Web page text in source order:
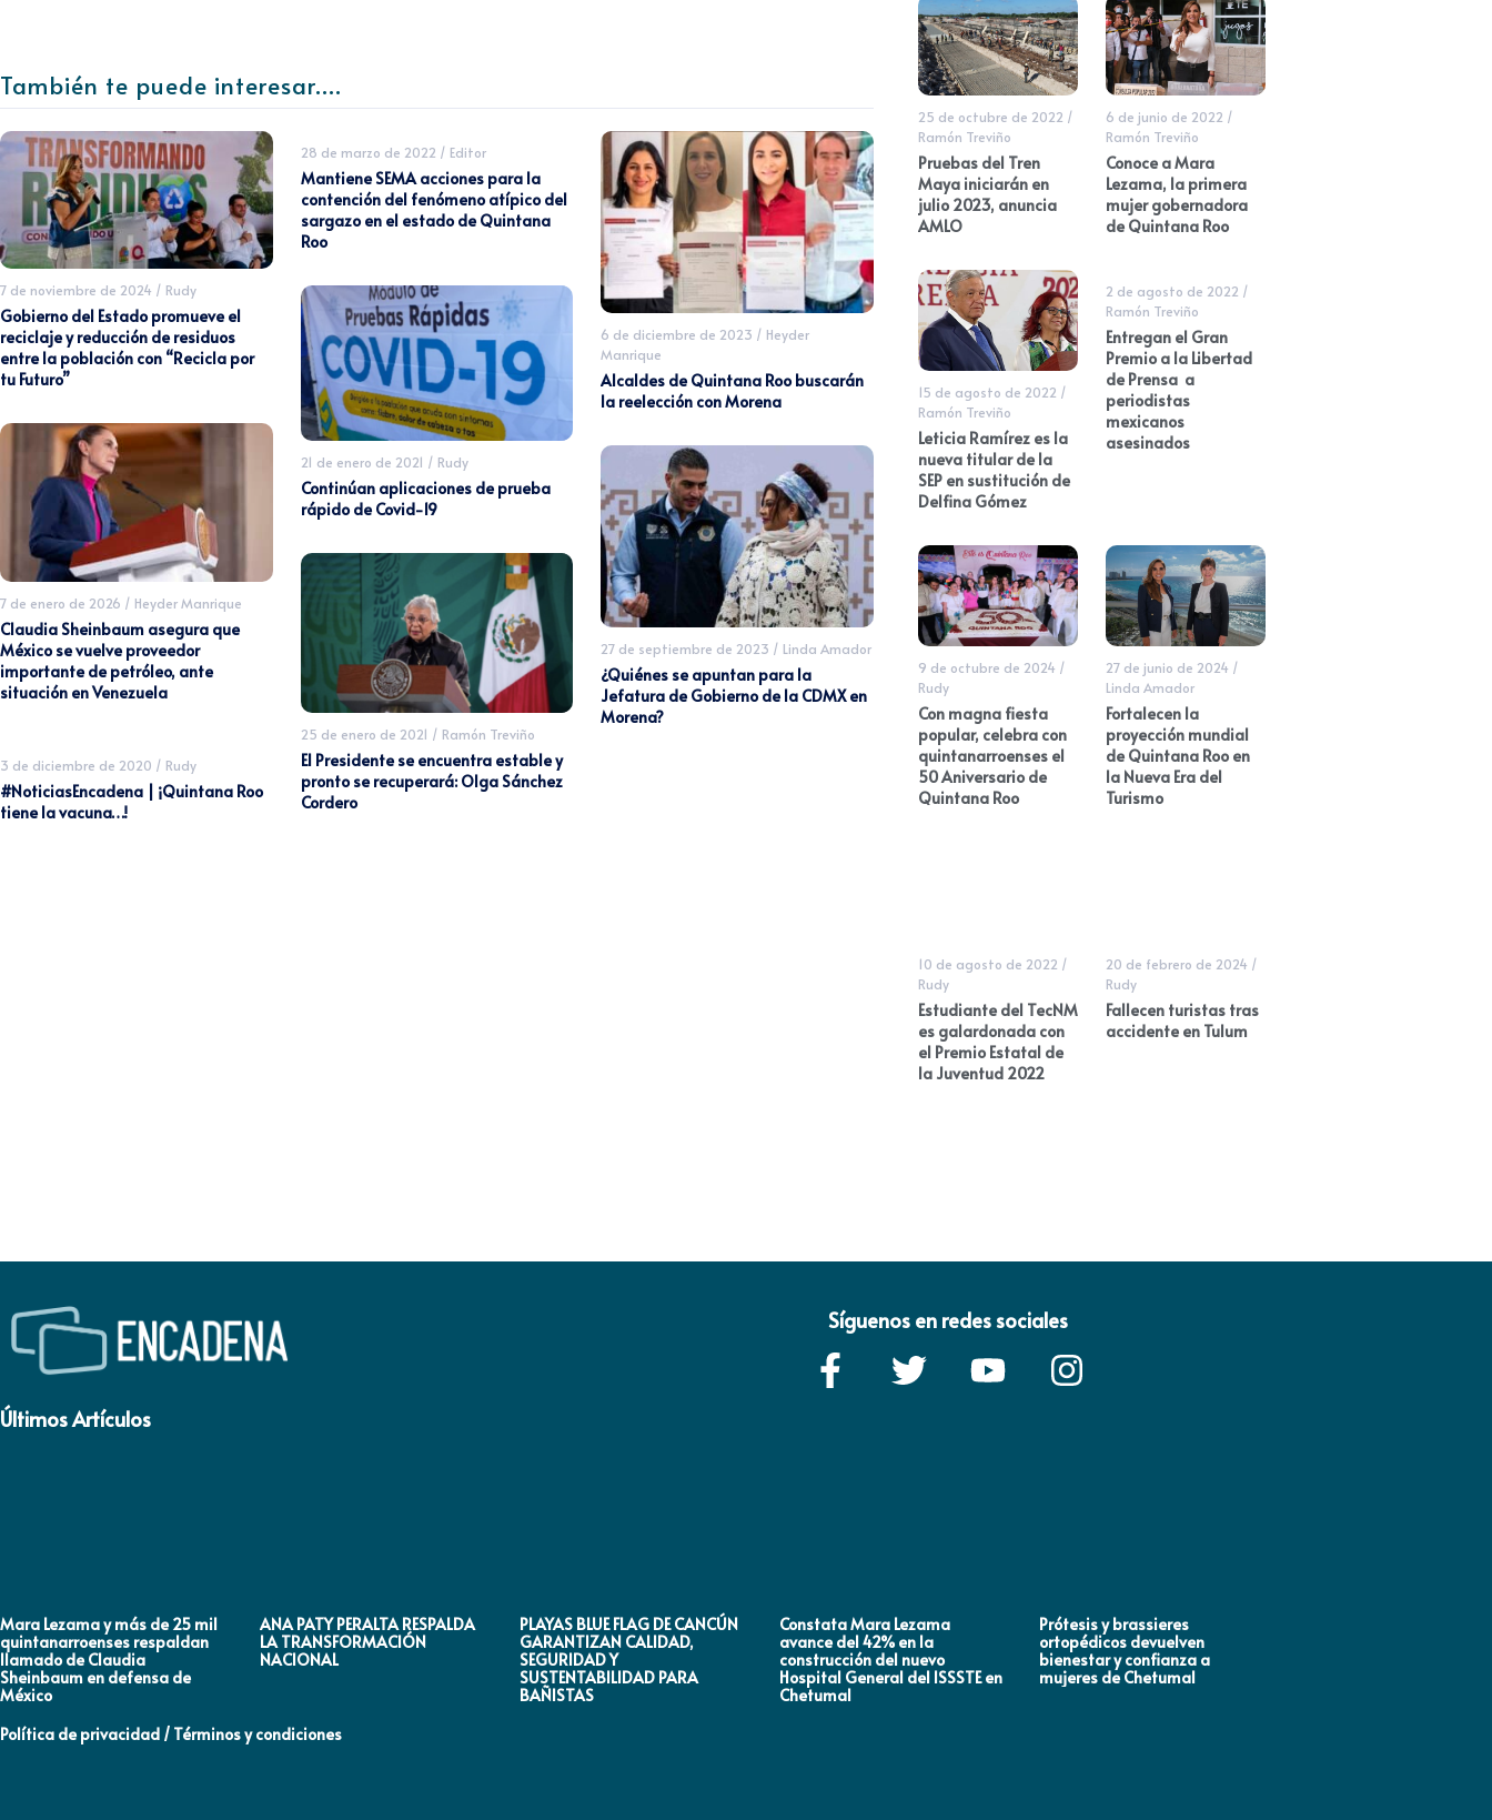
También te puede interesar....
7 de noviembre de 2024 / Rudy
Gobierno del Estado promueve el
reciclaje y reducción de residuos
entre la población con “Recicla por
tu Futuro”
7 de enero de 2026 / Heyder Manrique
Claudia Sheinbaum asegura que
México se vuelve proveedor
importante de petróleo, ante
situación en Venezuela
3 de diciembre de 2020 / Rudy
#NoticiasEncadena | ¡Quintana Roo
tiene la vacuna…!
28 de marzo de 2022 / Editor
Mantiene SEMA acciones para la
contención del fenómeno atípico del
sargazo en el estado de Quintana
Roo
21 de enero de 2021 / Rudy
Continúan aplicaciones de prueba
rápido de Covid-19
25 de enero de 2021 / Ramón Treviño
El Presidente se encuentra estable y
pronto se recuperará: Olga Sánchez
Cordero
6 de diciembre de 2023 / Heyder
Manrique
Alcaldes de Quintana Roo buscarán
la reelección con Morena
27 de septiembre de 2023 / Linda Amador
¿Quiénes se apuntan para la
Jefatura de Gobierno de la CDMX en
Morena?
25 de octubre de 2022 /
Ramón Treviño
Pruebas del Tren
Maya iniciarán en
julio 2023, anuncia
AMLO
6 de junio de 2022 /
Ramón Treviño
Conoce a Mara
Lezama, la primera
mujer gobernadora
de Quintana Roo
15 de agosto de 2022 /
Ramón Treviño
Leticia Ramírez es la
nueva titular de la
SEP en sustitución de
Delfina Gómez
2 de agosto de 2022 /
Ramón Treviño
Entregan el Gran
Premio a la Libertad
de Prensa a
periodistas
mexicanos
asesinados
9 de octubre de 2024 /
Rudy
Con magna fiesta
popular, celebra con
quintanarroenses el
50 Aniversario de
Quintana Roo
27 de junio de 2024 /
Linda Amador
Fortalecen la
proyección mundial
de Quintana Roo en
la Nueva Era del
Turismo
10 de agosto de 2022 /
Rudy
Estudiante del TecNM
es galardonada con
el Premio Estatal de
la Juventud 2022
20 de febrero de 2024 /
Rudy
Fallecen turistas tras
accidente en Tulum
Síguenos en redes sociales
Últimos Artículos
Mara Lezama y más de 25 mil
quintanarroenses respaldan
llamado de Claudia
Sheinbaum en defensa de
México
ANA PATY PERALTA RESPALDA
LA TRANSFORMACIÓN
NACIONAL
PLAYAS BLUE FLAG DE CANCÚN
GARANTIZAN CALIDAD,
SEGURIDAD Y
SUSTENTABILIDAD PARA
BAÑISTAS
Constata Mara Lezama
avance del 42% en la
construcción del nuevo
Hospital General del ISSSTE en
Chetumal
Prótesis y brassieres
ortopédicos devuelven
bienestar y confianza a
mujeres de Chetumal
Política de privacidad / Términos y condiciones